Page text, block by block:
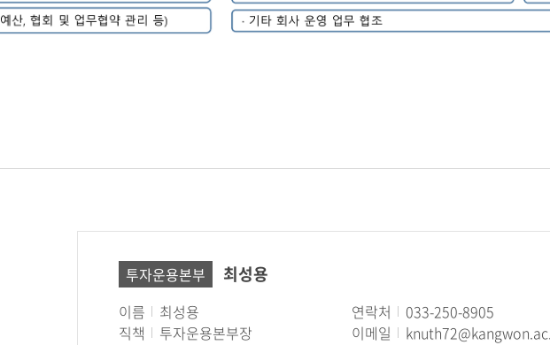
투자운용본부 최성용
이름
최성용
직책
투자운용본부장
연락처
033-250-8905
이메일